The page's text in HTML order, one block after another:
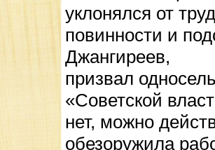
уклонялся от
повинности и
Джангиреев,
призвал
«Советской
нет, можно
обезоружила